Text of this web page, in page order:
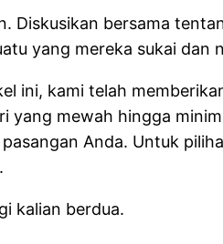
Diskusikan bersama
yang mereka sukai dan
ini, kami telah
yang mewah hingga
Anda. Untuk
kalian berdua.